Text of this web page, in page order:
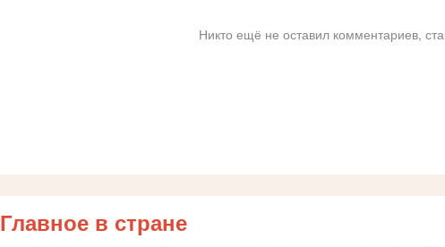
Никто ещё не оставил комментариев,
Главное в стране